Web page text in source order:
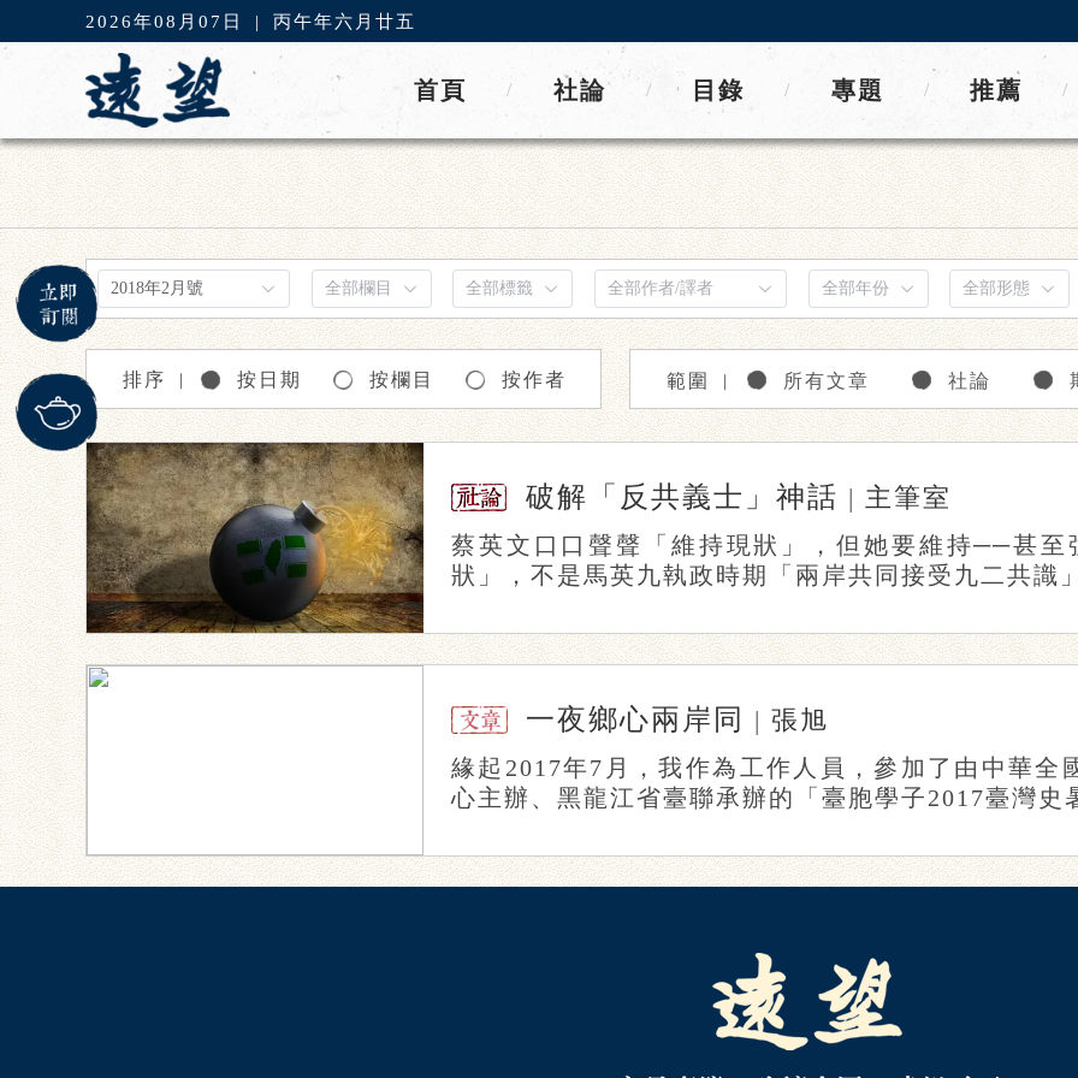
2026年08月07日 | 丙午年六月廿五
首頁 / 社論 / 目錄 / 專題 / 推薦 /
排序 ｜ 按日期 按欄目 按作者 範圍 ｜ 所有文章 社論
破解「反共義士」神話 | 主筆室
蔡英文口口聲聲「維持現狀」，但她要維持──甚
狀」，不是馬英九執政時期「兩岸共同接受九二共
一夜鄉心兩岸同 | 張旭
緣起2017年7月，我作為工作人員，參加了由中華全
心主辦、黑龍江省臺聯承辦的「臺胞學子2017臺灣